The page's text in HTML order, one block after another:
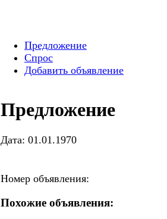
Предложение
Спрос
Добавить объявление
Предложение
Дата: 01.01.1970
Номер объявления:
Похожие объявления: